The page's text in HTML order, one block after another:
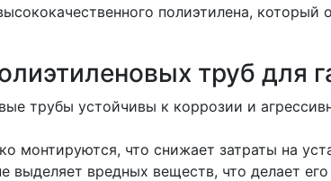
полиэтилена, который
труб для
трубы устойчивы к коррозии и
монтируются, что снижает затраты на
выделяет вредных веществ, что делает